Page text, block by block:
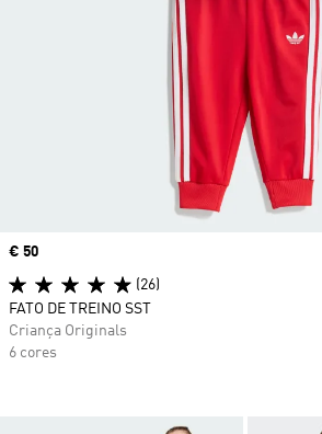
Price
€ 50
(26)
FATO DE TREINO SST
Criança Originals
6 cores